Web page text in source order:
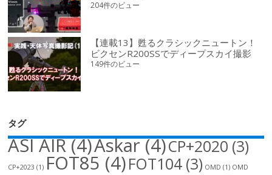
204件のビュー
【連載13】甦るクラシックニュートン！
ビクセンR200SSでディープスカイ撮影
149件のビュー
タグ
ASI AIR(4)Askar(4)CP+2020 (3)
CP+2023 (1) FOT85 (4)FOT104 (3) OMD (1) OMD